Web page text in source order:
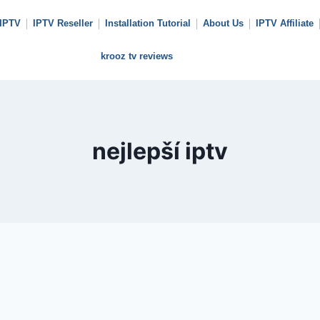
IPTV Reseller Installation Tutorial About Us IPTV Affiliate
krooz tv reviews
nejlepší iptv